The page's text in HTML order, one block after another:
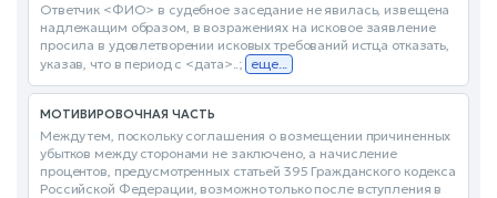
Ответчик <ФИО> в судебное заседание не явилась, извещена
надлежащим образом, в возражениях на исковое заявление
просила в удовлетворении исковых требований истца отказать,
указав, что в период с <дата>..; еще...
МОТИВИРОВОЧНАЯ ЧАСТЬ
Между тем, поскольку соглашения о возмещении причиненных
убытков между сторонами не заключено, а начисление
процентов, предусмотренных статьей 395 Гражданского кодекса
Российской Федерации, возможно только после вступления в